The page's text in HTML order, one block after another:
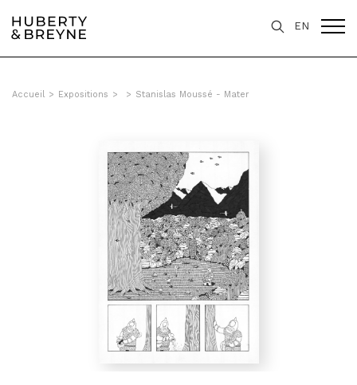
EN
Accueil > Expositions > > Stanislas Moussé - Mater